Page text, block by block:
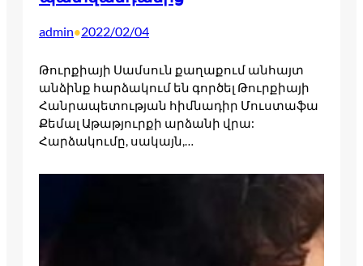
admin•2022/02/04
Թուրքիայի Սամսուն քաղաքում անհայտ
անձինք հարձակում են գործել Թուրքիայի
Հանրապետության հիմնադիր Մուստաֆա
Քեմալ Աթաթյուրքի արձանի վրա:
Հարձակումը, սակայն,…